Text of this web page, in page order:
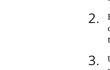
2
3